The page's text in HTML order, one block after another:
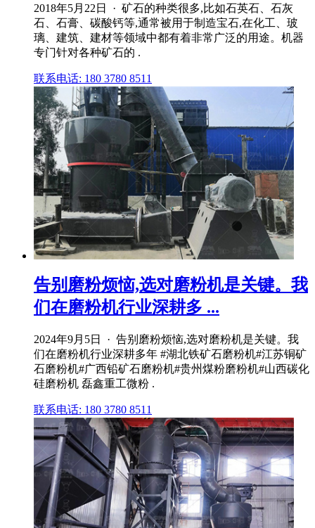
2018年5月22日 · 矿石的种类很多,比如石英石、石灰
石、石膏、碳酸钙等,通常被用于制造宝石,在化工、玻
璃、建筑、建材等领域中都有着非常广泛的用途。机器
专门针对各种矿石的 .
联系电话: 180 3780 8511
告别磨粉烦恼,选对磨粉机是关键。我
们在磨粉机行业深耕多 ...
2024年9月5日 · 告别磨粉烦恼,选对磨粉机是关键。我
们在磨粉机行业深耕多年 #湖北铁矿石磨粉机#江苏铜矿
石磨粉机#广西铅矿石磨粉机#贵州煤粉磨粉机#山西碳化
硅磨粉机 磊鑫重工微粉 .
联系电话: 180 3780 8511